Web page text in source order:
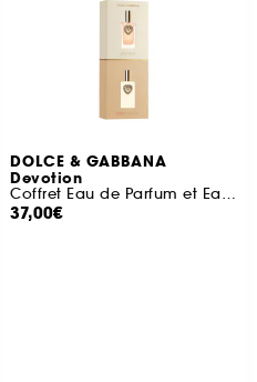
DOLCE & GABBANA
Devotion
Coffret Eau de Parfum et Eau de Parfum Intense
37,00€